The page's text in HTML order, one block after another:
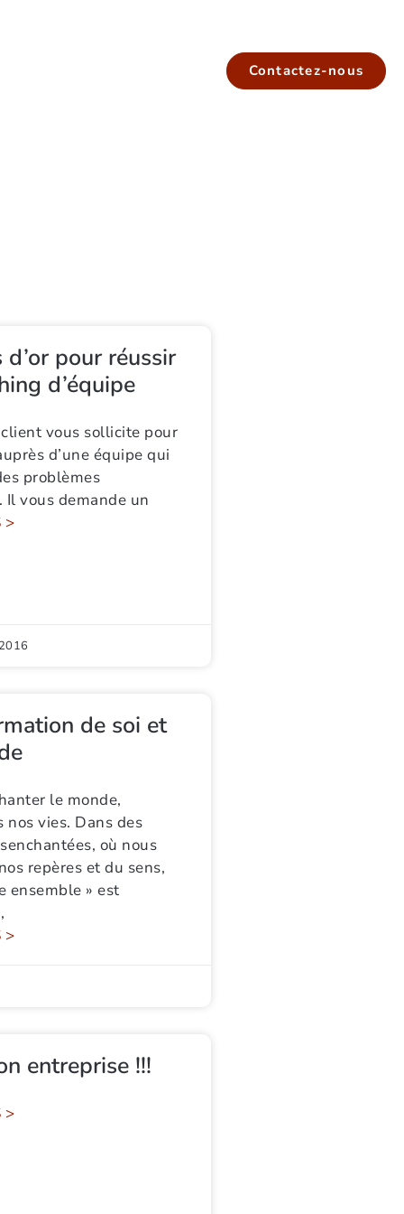
Contactez-nous
pour réussir
d’équipe
vous sollicite pour
d’une équipe qui
problèmes
vous demande un
>
de soi et
le monde,
nos vies. Dans des
où nous
repères et du sens,
ensemble » est
>
entreprise !!!
>